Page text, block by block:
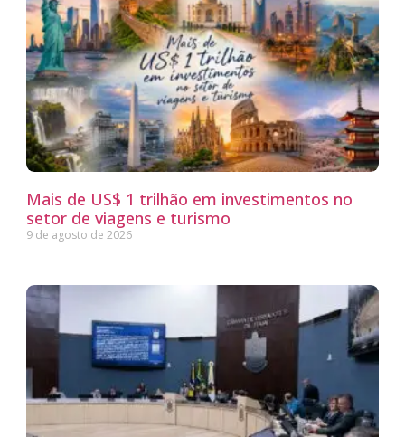
Mais de US$ 1 trilhão em investimentos no
setor de viagens e turismo
9 de agosto de 2026